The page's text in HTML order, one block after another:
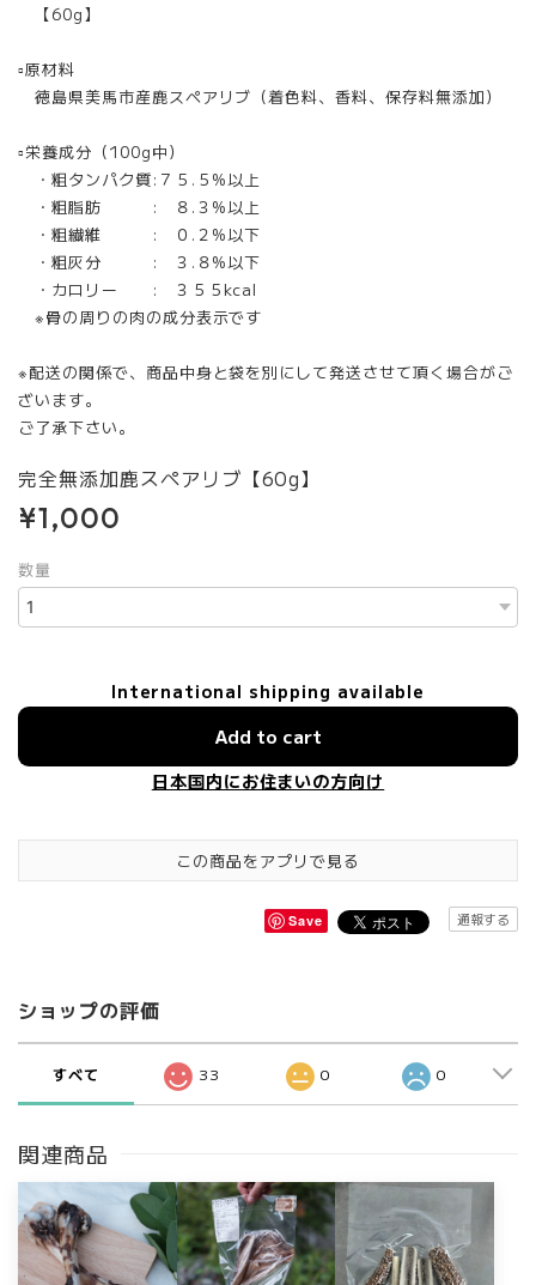
【60g】
▫︎原材料
徳島県美馬市産鹿スペアリブ（着色料、香料、保存料無添加）
▫︎栄養成分（100g中）
・粗タンパク質:７５.５%以上
・粗脂肪 : ８.３%以上
・粗繊維 : ０.２%以下
・粗灰分 : ３.８%以下
・カロリー : ３５５kcal
※骨の周りの肉の成分表示です
※配送の関係で、商品中身と袋を別にして発送させて頂く場合がご
ざいます。
ご了承下さい。
完全無添加鹿スペアリブ【60g】
¥1,000
数量
International shipping available
Add to cart
日本国内にお住まいの方向け
この商品をアプリで見る
Save 通報する
ショップの評価
すべて 33 0 0
関連商品